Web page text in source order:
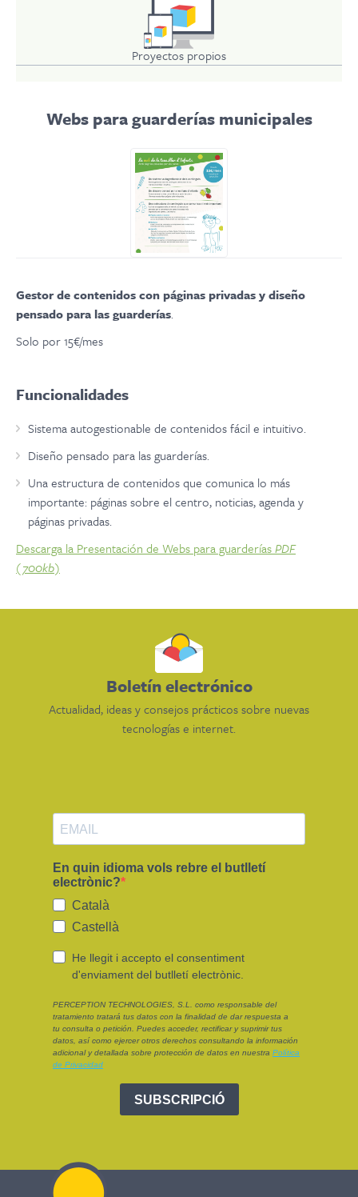
Proyectos propios
Webs para guarderías municipales
Gestor de contenidos con páginas privadas y diseño
pensado para las guarderías.
Solo por 15€/mes
Funcionalidades
Sistema autogestionable de contenidos fácil e intuitivo.
Diseño pensado para las guarderías.
Una estructura de contenidos que comunica lo más
importante: páginas sobre el centro, noticias, agenda y
páginas privadas.
Descarga la Presentación de Webs para guarderíasPDF
(700kb)
Boletín electrónico
Actualidad, ideas y consejos prácticos sobre nuevas
tecnologías e internet.